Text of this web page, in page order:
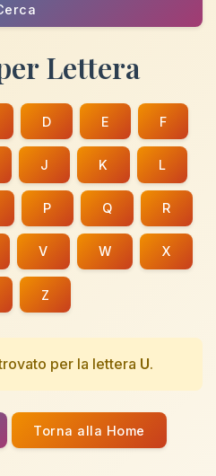
Lettera
D E F
J K L
P Q R
V W X
Z
per la lettera U.
Torna alla Home